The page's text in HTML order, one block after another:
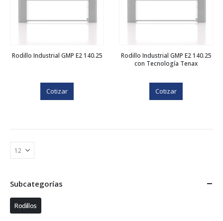
Rodillo Industrial GMP E2 140.25
Cotizar
Rodillo Industrial GMP E2 140.25
con Tecnología Tenax
Cotizar
Subcategorías
Rodillos